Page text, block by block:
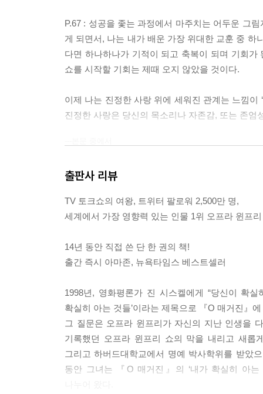
P.67 : 성공을 좇는 과정에서 마주치는 어두운 그
게 되면서, 나는 내가 배운 가장 위대한 교훈 중 하
다면 하나하나가 기적이 되고 축복이 되며 기회
쇼를 시작할 기회는 제때 오지 않았을 것이다.
이제 나는 진정한 사랑 위에 세워진 관계는 느낌이
진정한 사랑은 당신의 목소리나 자존감, 또는 존엄
출판사 리뷰
TV 토크쇼의 여왕, 트위터 팔로워 2,500만 명,
세계에서 가장 영향력 있는 인물 1위 오프라 윈프리
14년 동안 직접 쓴 단 한 권의 책!
출간 즉시 아마존, 뉴욕타임스 베스트셀러
1998년, 영화평론가 진 시스켈에게 “당신이 확
확실히 아는 것들’이라는 제목으로 『O 매거진』
그 질문은 오프라 윈프리가 자신의 지난 인생을
기록했던 오프라 윈프리 쇼의 막을 내리고 새롭
그리고 하버드대학교에서 명예 박사학위를 받았
동안 그녀는 『O 매거진』의 ‘내가 확실히 아